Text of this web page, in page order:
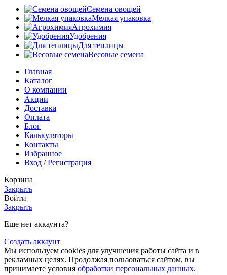
Семена овощей
Мелкая упаковка
Агрохимия
Удобрения
Для теплицы
Весовые семена
Главная
Каталог
О компании
Акции
Доставка
Оплата
Блог
Калькуляторы
Контакты
Избранное
Вход / Регистрация
Корзина
Закрыть
Войти
Закрыть
Еще нет аккаунта?
Создать аккаунт
Мы используем cookies для улучшения работы сайта и в
рекламных целях. Продолжая пользоваться сайтом, вы
принимаете условия обработки персональных данных.